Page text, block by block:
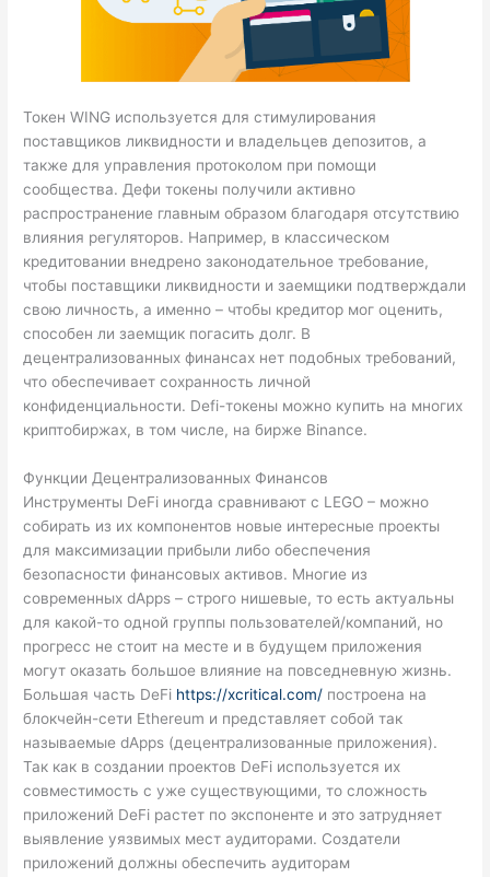
Токен WING используется для стимулирования
поставщиков ликвидности и владельцев депозитов, а
также для управления протоколом при помощи
сообщества. Дефи токены получили активно
распространение главным образом благодаря отсутствию
влияния регуляторов. Например, в классическом
кредитовании внедрено законодательное требование,
чтобы поставщики ликвидности и заемщики подтверждали
свою личность, а именно – чтобы кредитор мог оценить,
способен ли заемщик погасить долг. В
децентрализованных финансах нет подобных требований,
что обеспечивает сохранность личной
конфиденциальности. Defi-токены можно купить на многих
криптобиржах, в том числе, на бирже Binance.
Функции Децентрализованных Финансов
Инструменты DeFi иногда сравнивают с LEGO – можно
собирать из их компонентов новые интересные проекты
для максимизации прибыли либо обеспечения
безопасности финансовых активов. Многие из
современных dApps – строго нишевые, то есть актуальны
для какой-то одной группы пользователей/компаний, но
прогресс не стоит на месте и в будущем приложения
могут оказать большое влияние на повседневную жизнь.
Большая часть DeFi https://xcritical.com/ построена на
блокчейн-сети Ethereum и представляет собой так
называемые dApps (децентрализованные приложения).
Так как в создании проектов DeFi используется их
совместимость с уже существующими, то сложность
приложений DeFi растет по экспоненте и это затрудняет
выявление уязвимых мест аудиторами. Создатели
приложений должны обеспечить аудиторам